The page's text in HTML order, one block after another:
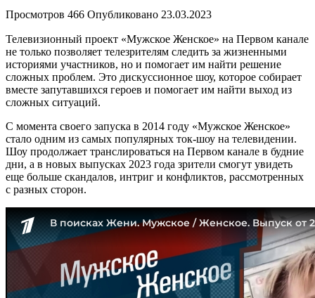
Просмотров 466 Опубликовано 23.03.2023
Телевизионный проект «Мужское Женское» на Первом канале
не только позволяет телезрителям следить за жизненными
историями участников, но и помогает им найти решение
сложных проблем. Это дискуссионное шоу, которое собирает
вместе запутавшихся героев и помогает им найти выход из
сложных ситуаций.
С момента своего запуска в 2014 году «Мужское Женское»
стало одним из самых популярных ток-шоу на телевидении.
Шоу продолжает транслироваться на Первом канале в будние
дни, а в новых выпусках 2023 года зрители смогут увидеть
еще больше скандалов, интриг и конфликтов, рассмотренных
с разных сторон.